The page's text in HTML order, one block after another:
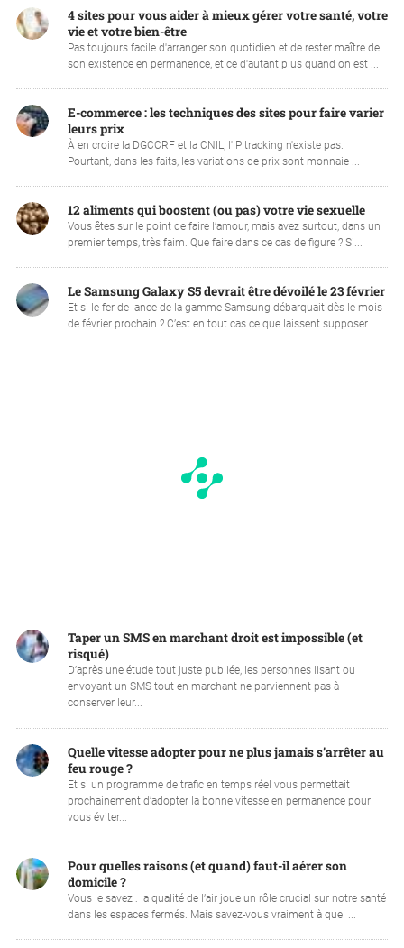
4 sites pour vous aider à mieux gérer votre santé, votre
vie et votre bien-être
Pas toujours facile d'arranger son quotidien et de rester maître de
son existence en permanence, et ce d'autant plus quand on est ...
E-commerce : les techniques des sites pour faire varier
leurs prix
À en croire la DGCCRF et la CNIL, l'IP tracking n'existe pas.
Pourtant, dans les faits, les variations de prix sont monnaie ...
12 aliments qui boostent (ou pas) votre vie sexuelle
Vous êtes sur le point de faire l’amour, mais avez surtout, dans un
premier temps, très faim. Que faire dans ce cas de figure ? Si...
Le Samsung Galaxy S5 devrait être dévoilé le 23 février
Et si le fer de lance de la gamme Samsung débarquait dès le mois
de février prochain ? C’est en tout cas ce que laissent supposer ...
Taper un SMS en marchant droit est impossible (et
risqué)
D’après une étude tout juste publiée, les personnes lisant ou
envoyant un SMS tout en marchant ne parviennent pas à
conserver leur...
Quelle vitesse adopter pour ne plus jamais s’arrêter au
feu rouge ?
Et si un programme de trafic en temps réel vous permettait
prochainement d’adopter la bonne vitesse en permanence pour
vous éviter...
Pour quelles raisons (et quand) faut-il aérer son
domicile ?
Vous le savez : la qualité de l’air joue un rôle crucial sur notre santé
dans les espaces fermés. Mais savez-vous vraiment à quel ...